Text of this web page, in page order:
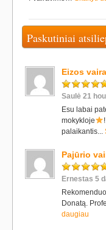
Paskutiniai
Eizos
Saulė 21
Esu labai
mokykloje
palaikantis...
Pajūrio
Ernestas 5
Donatą.
daugiau